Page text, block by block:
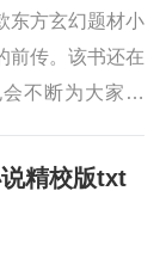
东方玄幻题材小
前传。该书还在
不断为大家更
，小编会第一
精校版txt